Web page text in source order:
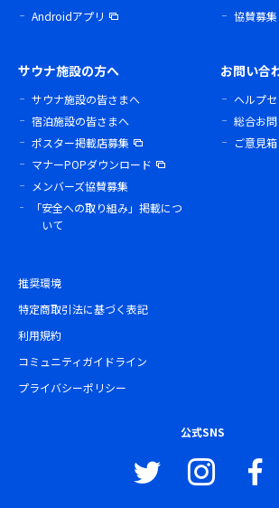
Androidアプリ
協賛募集
サウナ施設の方へ
サウナ施設の皆さまへ
宿泊施設の皆さまへ
ポスター掲載店募集
マナーPOPダウンロード
メンバーズ協賛募集
「安全への取り組み」掲載につ
いて
お問い合
ヘルプ
総合お
ご意見箱
推奨環境
特定商取引法に基づく表記
利用規約
コミュニティガイドライン
プライバシーポリシー
公式SNS